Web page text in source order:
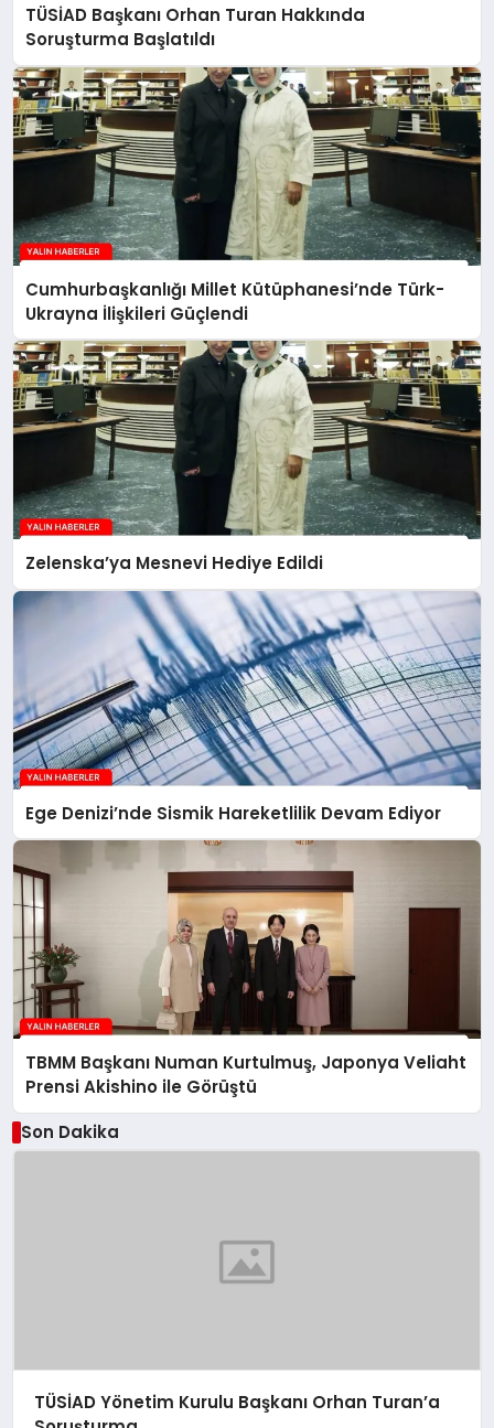
TÜSİAD Başkanı Orhan Turan Hakkında
Soruşturma Başlatıldı
Cumhurbaşkanlığı Millet Kütüphanesi’nde Türk-
Ukrayna İlişkileri Güçlendi
Zelenska’ya Mesnevi Hediye Edildi
Ege Denizi’nde Sismik Hareketlilik Devam Ediyor
TBMM Başkanı Numan Kurtulmuş, Japonya Veliaht
Prensi Akishino ile Görüştü
Son Dakika
TÜSİAD Yönetim Kurulu Başkanı Orhan Turan’a